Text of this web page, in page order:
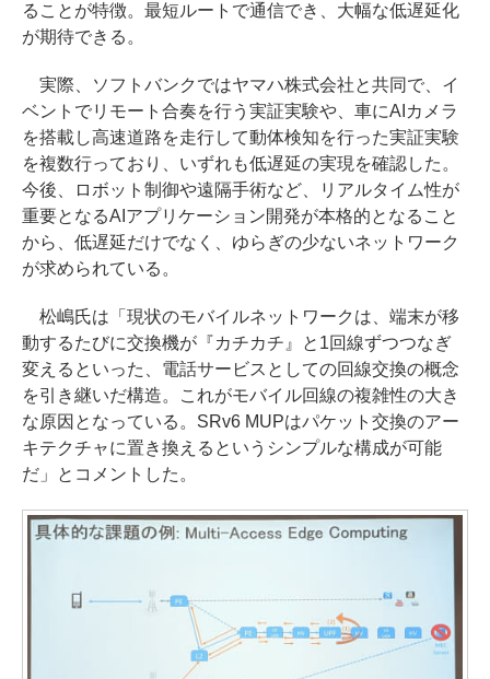
ることが特徴。最短ルートで通信でき、大幅な低遅延化
が期待できる。
実際、ソフトバンクではヤマハ株式会社と共同で、イ
ベントでリモート合奏を行う実証実験や、車にAIカメラ
を搭載し高速道路を走行して動体検知を行った実証実験
を複数行っており、いずれも低遅延の実現を確認した。
今後、ロボット制御や遠隔手術など、リアルタイム性が
重要となるAIアプリケーション開発が本格的となること
から、低遅延だけでなく、ゆらぎの少ないネットワーク
が求められている。
松嶋氏は「現状のモバイルネットワークは、端末が移
動するたびに交換機が『カチカチ』と1回線ずつつなぎ
変えるといった、電話サービスとしての回線交換の概念
を引き継いだ構造。これがモバイル回線の複雑性の大き
な原因となっている。SRv6 MUPはパケット交換のアー
キテクチャに置き換えるというシンプルな構成が可能
だ」とコメントした。